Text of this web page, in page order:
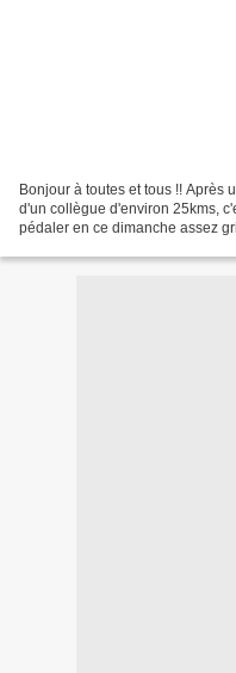
Bonjour à toutes et tous !! Après
d'un collègue d'environ 25kms,
pédaler en ce dimanche assez